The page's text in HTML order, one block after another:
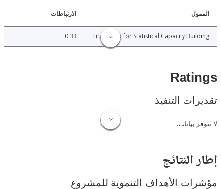
الارتباطات
Trust Fund for Statistical Capacity
0.38
التنفيذ
بيانات.
الأهداف التنموية للمشروع